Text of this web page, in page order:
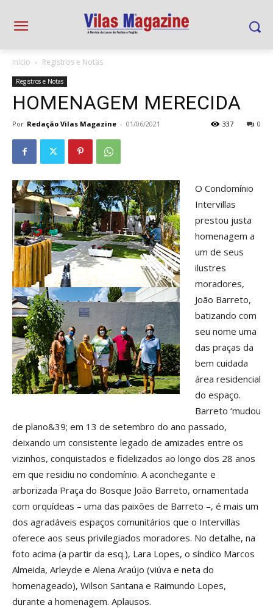
Início Registros e Notas
Registros e Notas
HOMENAGEM MERECIDA
Por Redação Vilas Magazine - 01/06/2021 0
337
O Condomínio
Intervillas
prestou justa
homenagem a
um de seus
ilustres
moradores,
João Barreto,
batizando com
seu nome uma
das praças da
bem cuidada
área residencial
do espaço.
Barreto ‘mudou
de plano&39; em 13 de setembro do ano passado,
deixando um consistente legado de amizades entre os
vizinhos, conquistados e fidelizados ao longo dos 28 anos
em que residiu no condomínio. A aconchegante e
arborizada Praça do Bosque João Barreto, ornamentada
com orquídeas – uma das paixões de Barreto –, é mais um
dos agradáveis espaços comunitários que o Intervillas
oferece aos seus privilegiados moradores. No detalhe, na
foto acima (a partir da esq.), Lara Lopes, o síndico Marcos
Almeida, Arleyde e Alena Araújo (viúva e neta do
homenageado), Wilson Santana e Raimundo Lopes,
durante a homenagem. Aplausos.